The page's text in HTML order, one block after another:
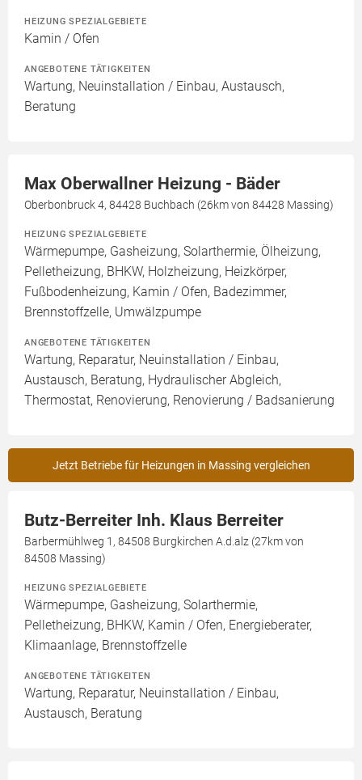
HEIZUNG SPEZIALGEBIETE
Kamin / Ofen
ANGEBOTENE TÄTIGKEITEN
Wartung, Neuinstallation / Einbau, Austausch,
Beratung
Max Oberwallner Heizung - Bäder
Oberbonbruck 4, 84428 Buchbach (26km von 84428 Massing)
HEIZUNG SPEZIALGEBIETE
Wärmepumpe, Gasheizung, Solarthermie, Ölheizung,
Pelletheizung, BHKW, Holzheizung, Heizkörper,
Fußbodenheizung, Kamin / Ofen, Badezimmer,
Brennstoffzelle, Umwälzpumpe
ANGEBOTENE TÄTIGKEITEN
Wartung, Reparatur, Neuinstallation / Einbau,
Austausch, Beratung, Hydraulischer Abgleich,
Thermostat, Renovierung, Renovierung / Badsanierung
Jetzt Betriebe für Heizungen in Massing vergleichen
Butz-Berreiter Inh. Klaus Berreiter
Barbermühlweg 1, 84508 Burgkirchen A.d.alz (27km von
84508 Massing)
HEIZUNG SPEZIALGEBIETE
Wärmepumpe, Gasheizung, Solarthermie,
Pelletheizung, BHKW, Kamin / Ofen, Energieberater,
Klimaanlage, Brennstoffzelle
ANGEBOTENE TÄTIGKEITEN
Wartung, Reparatur, Neuinstallation / Einbau,
Austausch, Beratung